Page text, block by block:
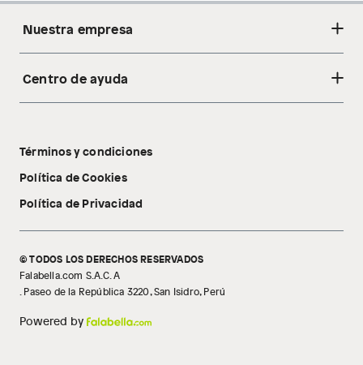
Nuestra empresa
Acerca de nosotros
Tecnología Pillow Walk
Centro de ayuda
Libro de reclamaciones
Términos y condiciones
Política de Cookies
Política de Privacidad
© TODOS LOS DERECHOS RESERVADOS
Falabella.com S.A.C. A
. Paseo de la República 3220, San Isidro, Perú
Powered by